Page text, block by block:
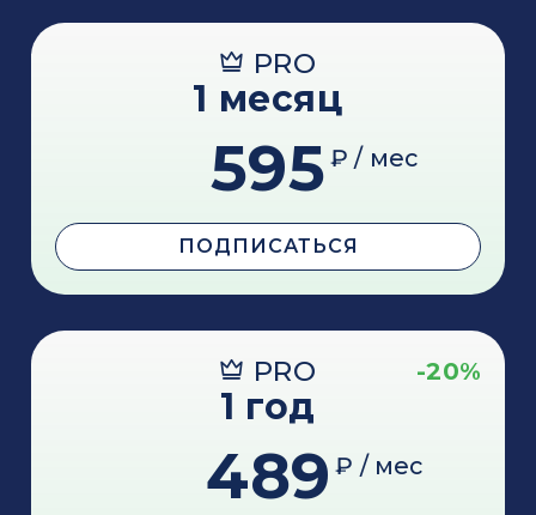
PRO
1 месяц
595 ₽ / мес
ПОДПИСАТЬСЯ
PRO -20%
1 год
489 ₽ / мес